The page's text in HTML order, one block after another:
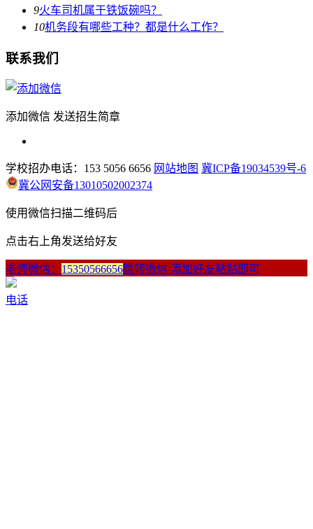
9火车司机属于铁饭碗吗？
10机务段有哪些工种？都是什么工作？
联系我们
添加微信 发送招生简章
学校招办电话：153 5056 6656 网站地图 冀ICP备19034539号-6
冀公网安备13010502002374
使用微信扫描二维码后
点击右上角发送给好友
老师微信： 15350566656跳转微信 添加好友粘贴即可
电话